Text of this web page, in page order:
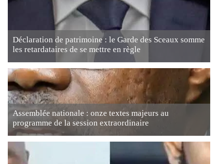
Déclaration de patrimoine : le Garde des Sceaux somme
les retardataires de se mettre en règle
Assemblée nationale : onze textes majeurs au
programme de la session extraordinaire